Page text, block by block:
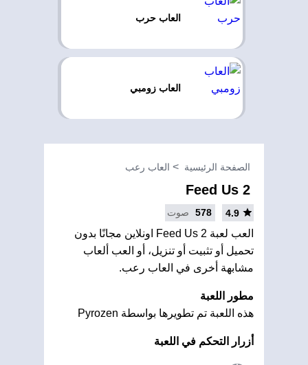
العاب حرب
العاب زومبي
الصفحة الرئيسية العاب رعب
Feed Us 2
4.9
578 صوت
العب لعبة Feed Us 2 اونلاين مجانًا بدون
تحميل أو تثبيت أو تنزيل، أو العب ألعاب
مشابهة أخرى في العاب رعب.
مطور اللعبة
هذه اللعبة تم تطويرها بواسطة Pyrozen
أزرار التحكم في اللعبة